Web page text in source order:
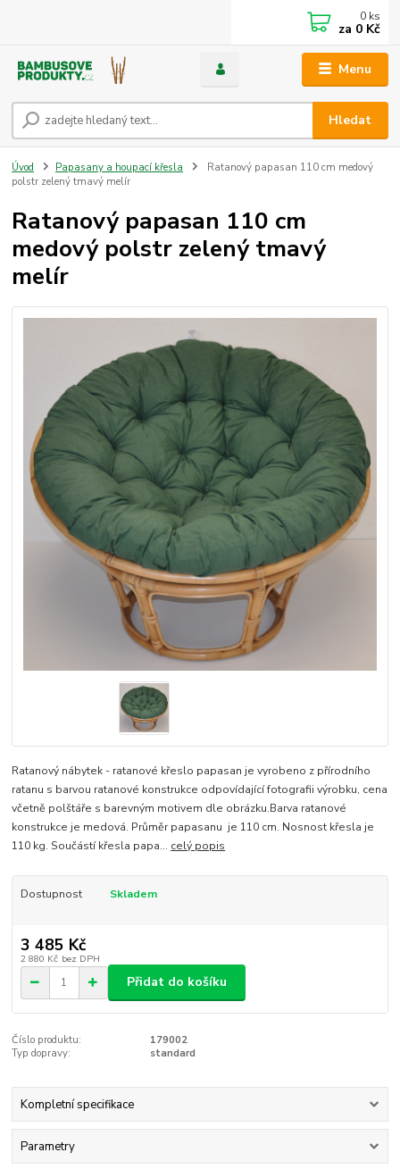
Menu
Hledat
0 ks
za 0 Kč
Úvod Papasany a houpací křesla
Ratanový papasan 110 cm medový
polstr zelený tmavý melír
Ratanový papasan 110 cm
medový polstr zelený tmavý
melír
Ratanový nábytek - ratanové křeslo papasan je vyrobeno z přírodního
ratanu s barvou ratanové konstrukce odpovídající fotografii výrobku, cena
včetně polštáře s barevným motivem dle obrázku.Barva ratanové
konstrukce je medová. Průměr papasanu je 110 cm. Nosnost křesla je
110 kg. Součástí křesla papa... celý popis
Dostupnost Skladem
3 485 Kč
2 880 Kč bez DPH
Přidat do košíku
Číslo produktu:
179002
Typ dopravy:
standard
Kompletní specifikace
Parametry